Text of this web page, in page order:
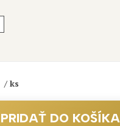
/ ks
PRIDAŤ DO KOŠÍKA